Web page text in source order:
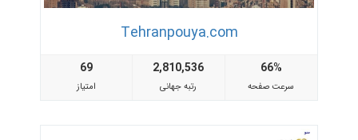
Tehranpouya.com
69
امتیاز
2,810,536
رتبه جهانی
66%
سرعت صفحه